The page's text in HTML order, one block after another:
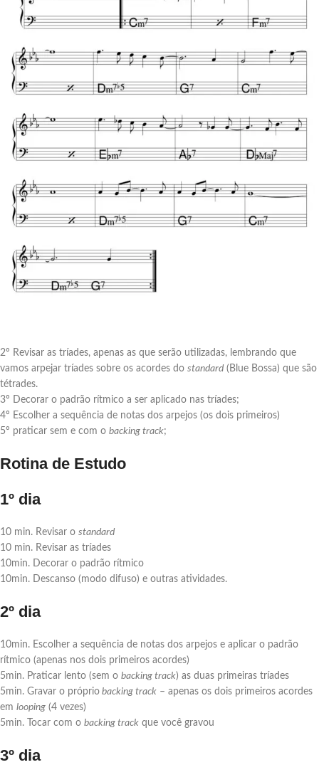
2º Revisar as tríades, apenas as que serão utilizadas, lembrando que
vamos arpejar tríades sobre os acordes do standard (Blue Bossa) que são
tétrades.
3º Decorar o padrão rítmico a ser aplicado nas tríades;
4º Escolher a sequência de notas dos arpejos (os dois primeiros)
5º praticar sem e com o backing track;
Rotina de Estudo
1º dia
10 min. Revisar o standard
10 min. Revisar as tríades
10min. Decorar o padrão rítmico
10min. Descanso (modo difuso) e outras atividades.
2º dia
10min. Escolher a sequência de notas dos arpejos e aplicar o padrão
rítmico (apenas nos dois primeiros acordes)
5min. Praticar lento (sem o backing track) as duas primeiras tríades
5min. Gravar o próprio backing track – apenas os dois primeiros acordes
em looping (4 vezes)
5min. Tocar com o backing track que você gravou
3º dia